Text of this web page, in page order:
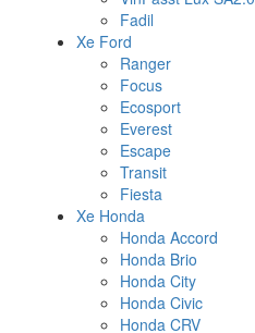
Fadil
Xe Ford
Ranger
Focus
Ecosport
Everest
Escape
Transit
Fiesta
Xe Honda
Honda Accord
Honda Brio
Honda City
Honda Civic
Honda CRV